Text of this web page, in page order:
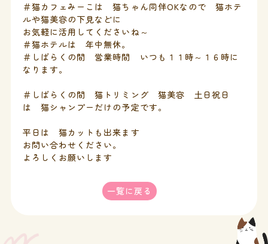
＃猫カフェみーこは 猫ちゃん同伴OKなので 猫ホテ
ルや猫美容の下見などに
お気軽に活用してくださいね～
＃猫ホテルは 年中無休。
＃しばらくの間 営業時間 いつも１１時～１６時に
なります。
＃しばらくの間 猫トリミング 猫美容 土日祝日
は 猫シャンプーだけの予定です。
平日は 猫カットも出来ます
お問い合わせください。
よろしくお願いします
一覧に戻る